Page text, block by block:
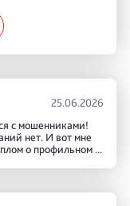
25.06.2026
с мошенниками!
нет. И вот мне
о профильном ...